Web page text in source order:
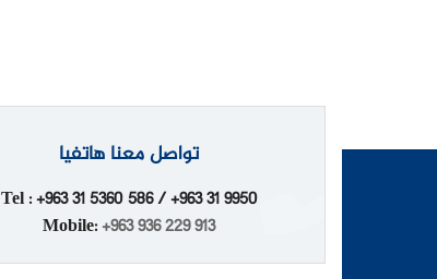
تواصل معنا هاتفيا
Tel : +963 31 5360 586 / +963 31 9950
Mobile:+963 936 229 913